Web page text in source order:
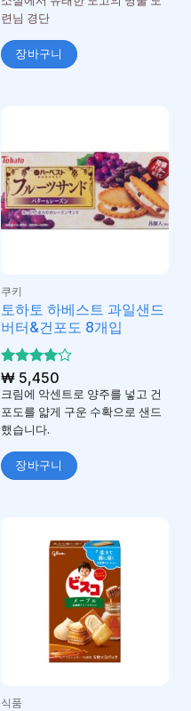
됨
련님 경단
장바구니
쿠키
토하토 하베스트 과일샌드
버터&건포도 8개입
5 중에서
4로 평
가됨
₩5,450
크림에 악센트로 양주를 넣고 건
포도를 얇게 구운 수확으로 샌드
했습니다.
장바구니
식품